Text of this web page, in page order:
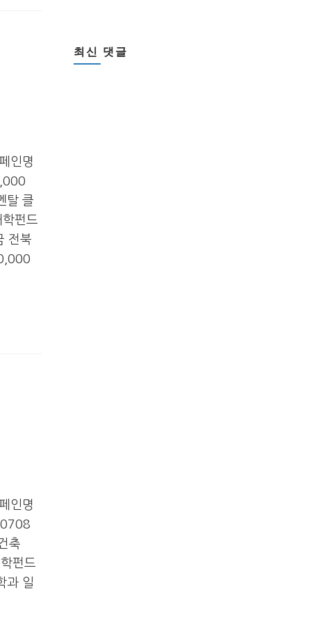
인명
탈 클
펀드
전북
인명
축
펀드
과 일
최신 댓글